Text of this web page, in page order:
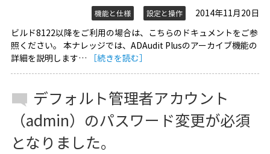
機能と仕様 設定と操作
2014年11月20日
ビルド8122以降をご利用の場合は、こちらのドキュメントをご参
照ください。 本ナレッジでは、ADAudit Plusのアーカイブ機能の
詳細を説明します…
［続きを読む］
デフォルト管理者アカウント
（admin）のパスワード変更が必須
となりました。